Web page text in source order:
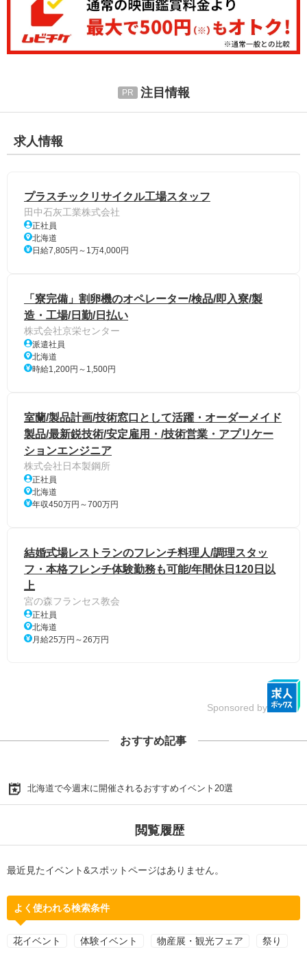
注目情報
求人情報
プラスチックリサイクル工場スタッフ
田中石灰工業株式会社
正社員
北海道
日給7,805円～1万4,000円
「寮完備」割卵機のオペレーター/検品/即入寮/製
造・工場/日勤/日払い
株式会社京栄センター
派遣社員
北海道
時給1,200円～1,500円
室蘭/製品計画/技術窓口として活躍・オーダーメイド
製品/最新鋭技術/安定雇用・/技術営業・アプリケー
ションエンジニア
株式会社日本製鋼所
正社員
北海道
年収450万円～700万円
結婚式場レストランのフレンチ料理人/調理スタッ
フ・本格フレンチ体験勤務も可能/年間休日120日以
上
宮の森フランセス教会
正社員
北海道
月給25万円～26万円
Sponsored by
おすすめ記事
北海道で今週末に開催されるおすすめイベント20選
閲覧履歴
最近見たイベント&スポットページはありません。
よく使われる検索条件
花イベント 体験イベント 物産展・観光フェア 祭り